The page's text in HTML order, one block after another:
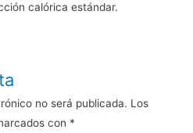
calórica estándar.
no será publicada. Los
con *